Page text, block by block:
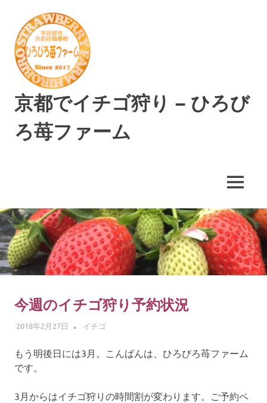
京都でイチゴ狩り – ひろび
ろ苺ファーム
味
し
い
イ
チ
ゴ
み
体
験
MENU
今週のイチゴ狩り予約状況
2018年2月27日 ADMIN
イチゴ
もう明後日には3月。こんばんは、ひろびろ苺ファーム
です。
3月からはイチゴ狩りの時間割が変わります。ご予約ペ